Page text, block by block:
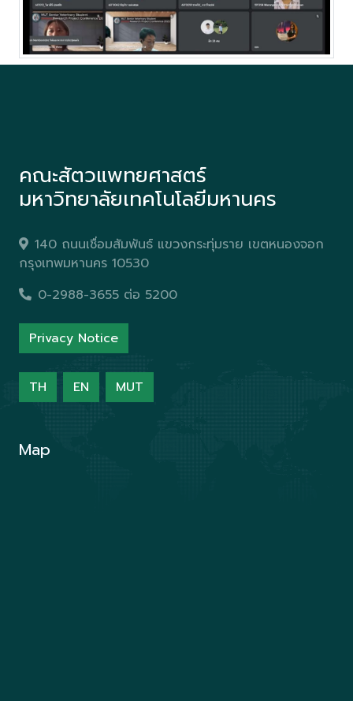
คณะสัตวแพทยศาสตร์
มหาวิทยาลัยเทคโนโลยีมหานคร
140 ถนนเชื่อมสัมพันธ์ แขวงกระทุ่มราย เขตหนองจอก
กรุงเทพมหานคร 10530
0-2988-3655 ต่อ 5200
Privacy Notice
TH EN MUT
Map